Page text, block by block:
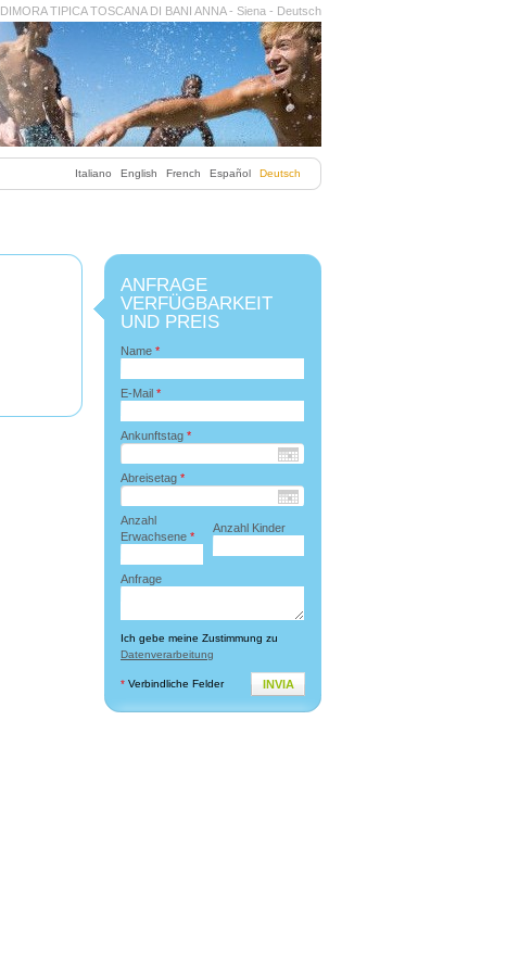
DIMORA TIPICA TOSCANA DI BANI ANNA - Siena - Deutsch
Italiano English French Español Deutsch
ANFRAGE
VERFÜGBARKEIT
UND PREIS
Name *
E-Mail *
Ankunftstag *
Abreisetag *
Anzahl
Erwachsene *
Anzahl Kinder
Anfrage
Ich gebe meine Zustimmung zu
Datenverarbeitung
INVIA
* Verbindliche Felder